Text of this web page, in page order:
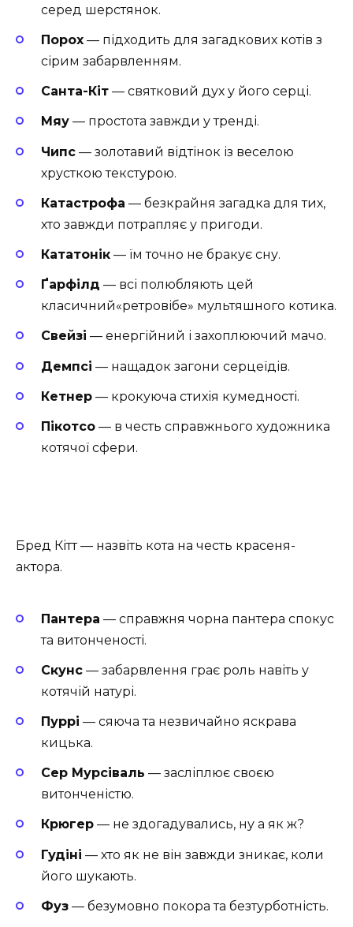
серед шерстянок.
Порох — підходить для загадкових котів з
сірим забарвленням.
Санта-Кіт — святковий дух у його серці.
Мяу — простота завжди у тренді.
Чипс — золотавий відтінок із веселою
хрусткою текстурою.
Катастрофа — безкрайня загадка для тих,
хто завжди потрапляє у пригоди.
Кататонік — їм точно не бракує сну.
Ґарфілд — всі полюбляють цей
класичний«ретровібе» мультяшного котика.
Свейзі — енергійний і захоплюючий мачо.
Демпсі — нащадок загони серцеїдів.
Кетнер — крокуюча стихія кумедності.
Пікотсо — в честь справжнього художника
котячої сфери.
Бред Кітт — назвіть кота на честь красеня-
актора.
Пантера — справжня чорна пантера спокус
та витонченості.
Скунс — забарвлення грає роль навіть у
котячій натурі.
Пуррі — сяюча та незвичайно яскрава
кицька.
Сер Мурсіваль — засліплює своєю
витонченістю.
Крюгер — не здогадувались, ну а як ж?
Гудіні — хто як не він завжди зникає, коли
його шукають.
Фуз — безумовно покора та безтурботність.